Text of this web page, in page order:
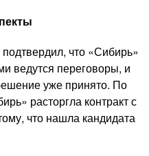
что «Сибирь»
ведутся переговоры, и
уже принято. По
расторгла контракт с
что нашла кандидата